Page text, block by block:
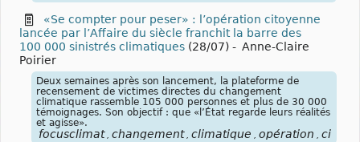
«Se compter pour peser» : l’opération citoyenne
lancée par l’Affaire du siècle franchit la barre des
100 000 sinistrés climatiques (28/07) - Anne-Claire
Poirier
Deux semaines après son lancement, la plateforme de
recensement de victimes directes du changement
climatique rassemble 105 000 personnes et plus de 30 000
témoignages. Son objectif : que «l’État regarde leurs réalités
et agisse».
focusclimat , changement , climatique , opération ,